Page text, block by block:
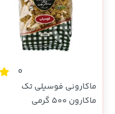
0
ماکارونی فوسیلی تک
ماکارون 500 گرمی